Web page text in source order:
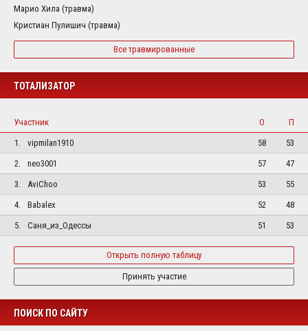
Марио Хила (травма)
Кристиан Пулишич (травма)
Все травмированные
ТОТАЛИЗАТОР
Участник О
П
1.
vipmilan1910 58
53
2.
neo3001 57
47
3.
AviChoo 53
55
4.
Babalex 52
48
5.
Саня_из_Одессы 51 53
Открыть полную таблицу
Принять участие
ПОИСК ПО САЙТУ